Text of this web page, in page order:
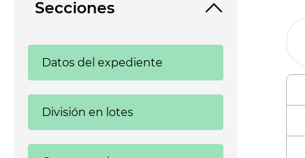
Secciones
Datos del expediente
División en lotes